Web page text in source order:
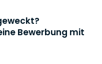
Bewerbung mit